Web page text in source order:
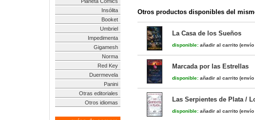
Insólita
Booket
Umbriel
Impedimenta
Gigamesh
Norma
Red Key
Duermevela
Panini
Otras editoriales
Otros idiomas
Otros productos disponibles del
La Casa de los Sueños
disponible: añadir al carrito (envío
Marcada por las Estrellas
disponible: añadir al carrito (envío
Las Serpientes de Plata /
disponible: añadir al carrito (envío